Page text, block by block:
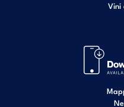
Vini